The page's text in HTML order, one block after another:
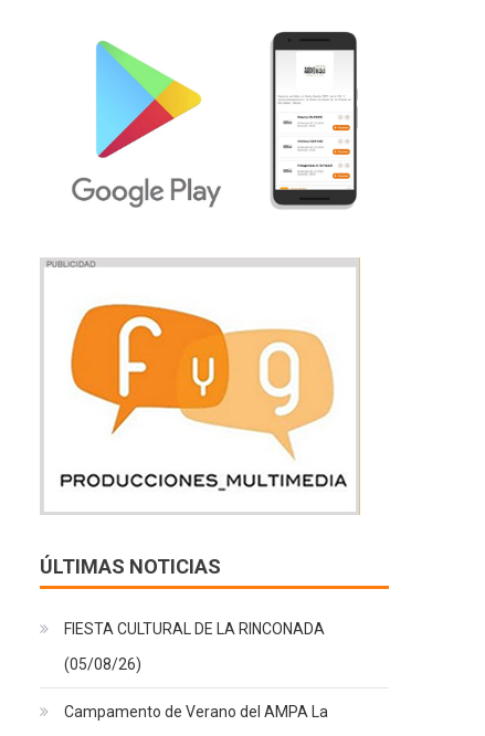
ÚLTIMAS NOTICIAS
FIESTA CULTURAL DE LA RINCONADA
(05/08/26)
Campamento de Verano del AMPA La